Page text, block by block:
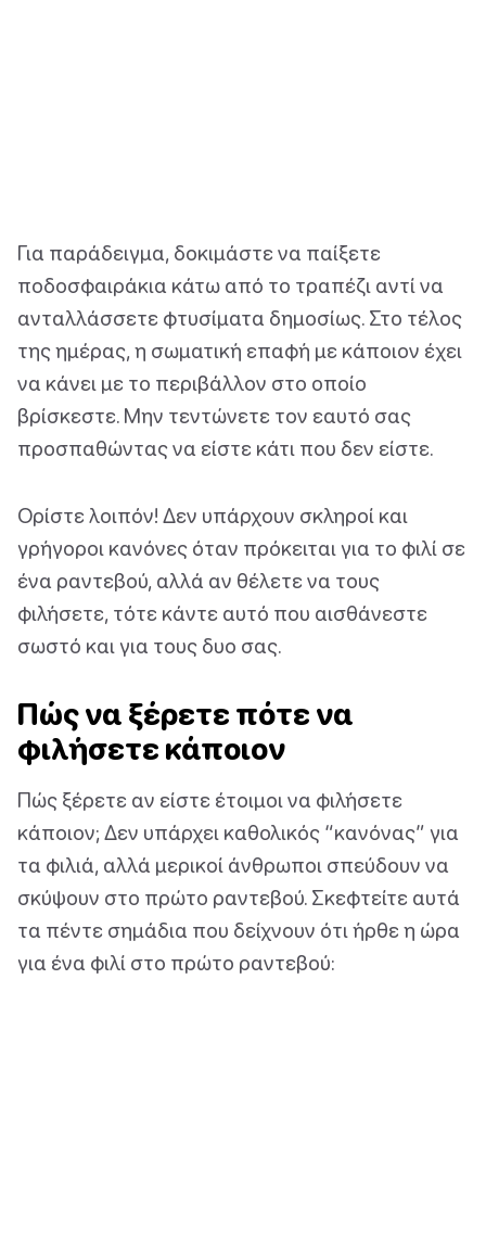
Για παράδειγμα, δοκιμάστε να παίξετε
ποδοσφαιράκια κάτω από το τραπέζι αντί να
ανταλλάσσετε φτυσίματα δημοσίως. Στο τέλος
της ημέρας, η σωματική επαφή με κάποιον έχει
να κάνει με το περιβάλλον στο οποίο
βρίσκεστε. Μην τεντώνετε τον εαυτό σας
προσπαθώντας να είστε κάτι που δεν είστε.
Ορίστε λοιπόν! Δεν υπάρχουν σκληροί και
γρήγοροι κανόνες όταν πρόκειται για το φιλί σε
ένα ραντεβού, αλλά αν θέλετε να τους
φιλήσετε, τότε κάντε αυτό που αισθάνεστε
σωστό και για τους δυο σας.
Πώς να ξέρετε πότε να
φιλήσετε κάποιον
Πώς ξέρετε αν είστε έτοιμοι να φιλήσετε
κάποιον; Δεν υπάρχει καθολικός “κανόνας” για
τα φιλιά, αλλά μερικοί άνθρωποι σπεύδουν να
σκύψουν στο πρώτο ραντεβού. Σκεφτείτε αυτά
τα πέντε σημάδια που δείχνουν ότι ήρθε η ώρα
για ένα φιλί στο πρώτο ραντεβού: